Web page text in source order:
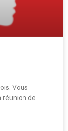
Vous
réunion de